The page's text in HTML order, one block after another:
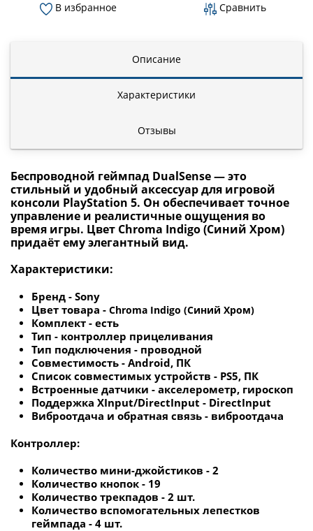
В избранное Сравнить
Описание
Характеристики
Отзывы
Беспроводной геймпад DualSense— это
стильный и удобный аксессуар для игровой
консоли PlayStation 5. Он обеспечивает точное
управление и реалистичные ощущения во
время игры. Цвет Chroma Indigo (Синий Хром)
придаёт ему элегантный вид.
Характеристики:
Бренд - Sony
Цвет товара - Chroma Indigo (Синий Хром)
Комплект - есть
Тип - контроллер прицеливания
Тип подключения - проводной
Совместимость - Android, ПК
Список совместимых устройств - PS5, ПК
Встроенные датчики - акселерометр, гироскоп
Поддержка XInput/DirectInput - DirectInput
Виброотдача и обратная связь - виброотдача
Контроллер:
Количество мини-джойстиков - 2
Количество кнопок - 19
Количество трекпадов - 2 шт.
Количество вспомогательных лепестков
геймпада - 4 шт.